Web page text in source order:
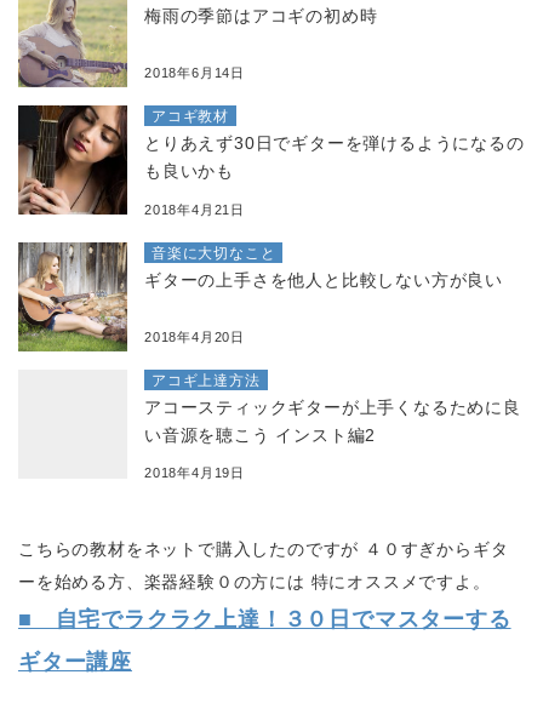
梅雨の季節はアコギの初め時
2018年6月14日
アコギ教材
とりあえず30日でギターを弾けるようになるの
も良いかも
2018年4月21日
音楽に大切なこと
ギターの上手さを他人と比較しない方が良い
2018年4月20日
アコギ上達方法
アコースティックギターが上手くなるために良
い音源を聴こう インスト編2
2018年4月19日
こちらの教材をネットで購入したのですが ４０すぎからギタ
ーを始める方、楽器経験０の方には 特にオススメですよ。
■ 自宅でラクラク上達！３０日でマスターする
ギター講座